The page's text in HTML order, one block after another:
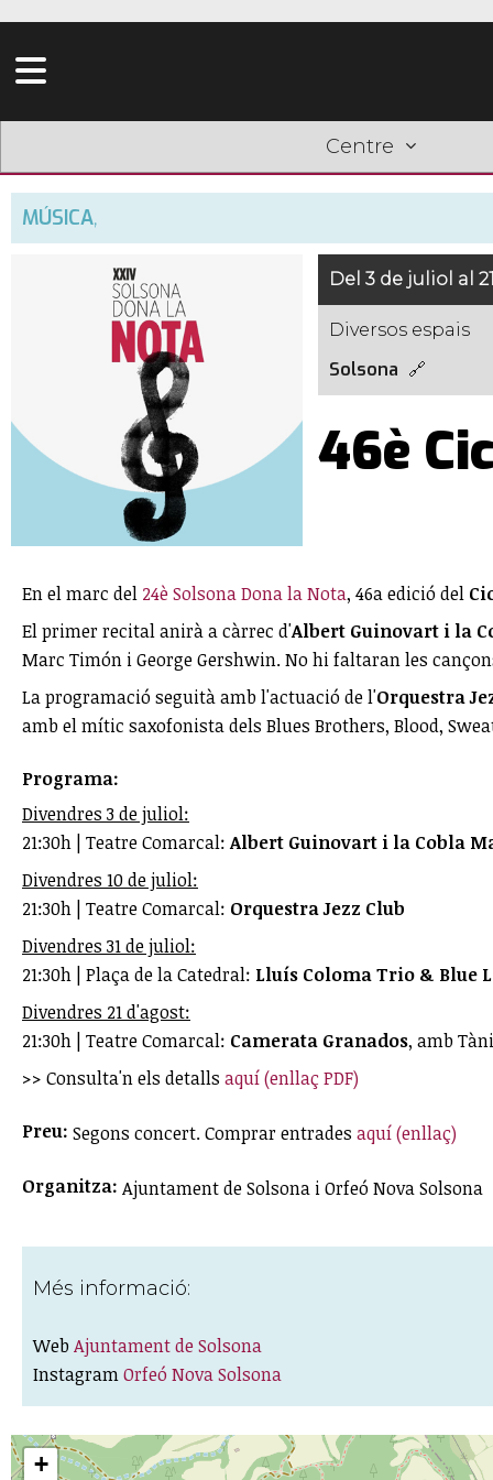
Centre
MÚSICA,
Del 3 de juliol al
Diversos espais
Solsona
46è
En el marc del 24è Solsona Dona la Nota, 46a edició del
El primer recital anirà a càrrec d'Albert Guinovart i la
Marc Timón i George Gershwin. No hi faltaran les
La programació seguità amb l'actuació de l'Orquestra
amb el mític saxofonista dels Blues Brothers, Blood,
Programa:
Divendres 3 de juliol:
21:30h | Teatre Comarcal:Albert Guinovart i la Cobla
Divendres 10 de juliol:
21:30h | Teatre Comarcal: Orquestra Jezz Club
Divendres 31 de juliol:
21:30h | Plaça de la Catedral: Lluís Coloma Trio & Blue
Divendres 21 d'agost:
21:30h | Teatre Comarcal: Camerata Granados, amb
>> Consulta'n els detalls aquí (enllaç PDF)
Preu: Segons concert. Comprar entrades aquí (enllaç)
Organitza: Ajuntament de Solsona i Orfeó Nova Solsona
Més informació:
Web Ajuntament de Solsona
InstagramOrfeó Nova Solsona
+